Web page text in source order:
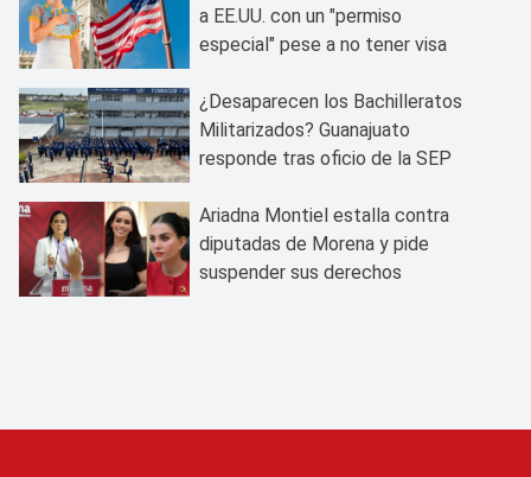
a EE.UU. con un "permiso
especial" pese a no tener visa
¿Desaparecen los Bachilleratos
Militarizados? Guanajuato
responde tras oficio de la SEP
Ariadna Montiel estalla contra
diputadas de Morena y pide
suspender sus derechos